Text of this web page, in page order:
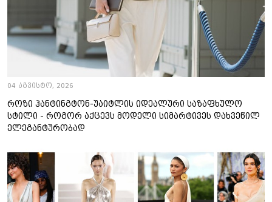
04 აგვისტო, 2026
როზი ჰანტინგტონ-უაიტლის იდეალური საზაფხულო
სტილი - როგორ აქცევს მოდელი სიმარტივეს დახვეწილ
ელეგანტურობად